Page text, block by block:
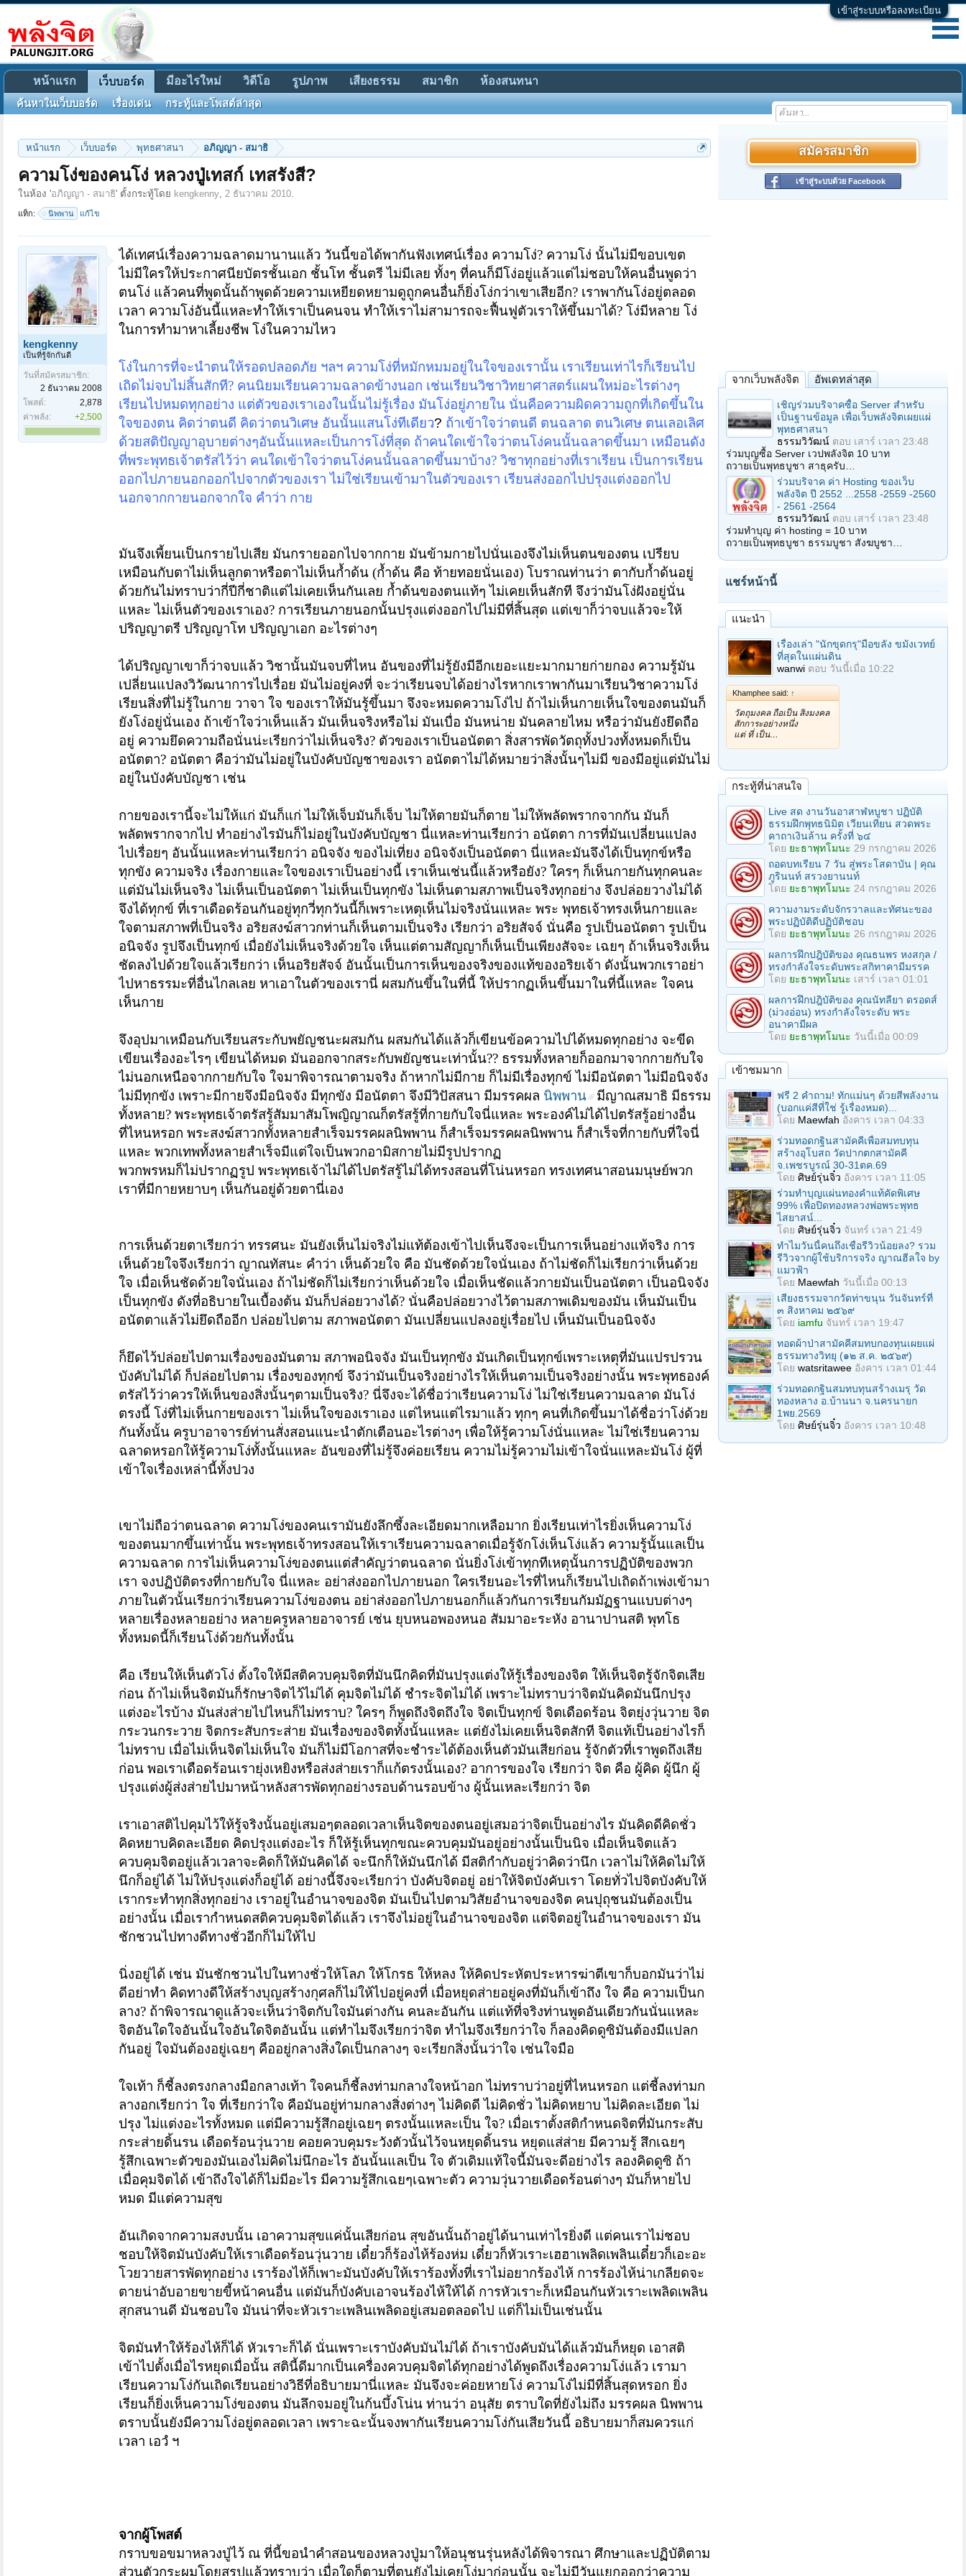
เข้าสู่ระบบหรือลงทะเบียน
หน้าแรก เว็บบอร์ด พุทธศาสนา อภิญญา - สมาธิ
ความโง่ของคนโง่ หลวงปู่เทสก์ เทสรังสี?
ในห้อง 'อภิญญา - สมาธิ' ตั้งกระทู้โดย kengkenny, 2 ธันวาคม 2010.
แท็ก: นิพพาน แก้ไข
kengkenny
เป็นที่รู้จักกันดี
วันที่สมัครสมาชิก:
2 ธันวาคม 2008
โพสต์:
2,878
ค่าพลัง:
+2,500
ได้เทศน์เรื่องความฉลาดมานานแล้ว วันนี้ขอได้พากันฟังเทศน์เรื่อง ความโง่? ความโง่ นั้นไม่มีขอบเขต
ไม่มีใครให้ประกาศนียบัตรชั้นเอก ชั้นโท ชั้นตรี ไม่มีเลย ทั้งๆ ที่คนก็มีโง่อยู่แล้วแต่ไม่ชอบให้คนอื่นพูดว่า
ตนโง่ แล้วคนที่พูดนั้นถ้าพูดด้วยความเหยียดหยามดูถูกคนอื่นก็ยิ่งโง่กว่าเขาเสียอีก? เราพากันโง่อยู่ตลอด
เวลา ความโง่อันนี้แหละทำให้เราเป็นคนจน ทำให้เราไม่สามารถจะฟื้นฟูตัวเราให้ขึ้นมาได้? โง่มีหลาย โง่
ในการทำมาหาเลี้ยงชีพ โง่ในความไหว
โง่ในการที่จะนำตนให้รอดปลอดภัย ฯลฯ ความโง่ที่หมักหมมอยู่ในใจของเรานั้น เราเรียนเท่าไรก็เรียนไป
เถิดไม่จบไม่สิ้นสักที? คนนิยมเรียนความฉลาดข้างนอก เช่นเรียนวิชาวิทยาศาสตร์แผนใหม่อะไรต่างๆ
เรียนไปหมดทุกอย่าง แต่ตัวของเราเองในนั้นไม่รู้เรื่อง มันโง่อยู่ภายใน นั่นคือความผิดความถูกที่เกิดขึ้นใน
ใจของตน คิดว่าตนดี คิดว่าตนวิเศษ อันนั้นแสนโง่ทีเดียว? ถ้าเข้าใจว่าตนดี ตนฉลาด ตนวิเศษ ตนเลอเลิศ
ด้วยสติปัญญาอุบายต่างๆอันนั้นแหละเป็นการโง่ที่สุด ถ้าคนใดเข้าใจว่าตนโง่คนนั้นฉลาดขึ้นมา เหมือนดัง
ที่พระพุทธเจ้าตรัสไว้ว่า คนใดเข้าใจว่าตนโง่คนนั้นฉลาดขึ้นมาบ้าง? วิชาทุกอย่างที่เราเรียน เป็นการเรียน
ออกไปภายนอกออกไปจากตัวของเรา ไม่ใช่เรียนเข้ามาในตัวของเรา เรียนส่งออกไปปรุงแต่งออกไป
นอกจากกายนอกจากใจ คำว่า กาย
มันจึงเพี้ยนเป็นกรายไปเสีย มันกรายออกไปจากกาย มันข้ามกายไปนั่นเองจึงไม่เห็นตนของตน เปรียบ
เหมือนกับตาไม่เห็นลูกตาหรือตาไม่เห็นก้ำด้น (ก้ำด้น คือ ท้ายทอยนั่นเอง) โบราณท่านว่า ตากับก้ำด้นอยู่
ด้วยกันไม่ทราบว่ากี่ปีกี่ชาติแต่ไม่เคยเห็นกันเลย ก้ำด้นของตนแท้ๆ ไม่เคยเห็นสักที จึงว่ามันโง่ฝังอยู่นั่น
แหละ ไม่เห็นตัวของเราเอง? การเรียนภายนอกนั้นปรุงแต่งออกไปไม่มีที่สิ้นสุด แต่เขาก็ว่าจบแล้วจะให้
ปริญญาตรี ปริญญาโท ปริญญาเอก อะไรต่างๆ
ได้ปริญญาเขาก็ว่าจบแล้ว วิชานั้นมันจบที่ไหน อันของที่ไม่รู้ยังมีอีกเยอะแยะมากมายก่ายกอง ความรู้มัน
เปลี่ยนแปลงวิวัฒนาการไปเรื่อย มันไม่อยู่คงที่ จะว่าเรียนจบได้อย่างไรหากเราพากันมาเรียนวิชาความโง่
เรียนสิ่งที่ไม่รู้ในกาย วาจา ใจ ของเราให้มันรู้ขึ้นมา จึงจะหมดความโง่ไป ถ้าไม่เห็นกายเห็นใจของตนมันก็
ยังโง่อยู่นั่นเอง ถ้าเข้าใจว่าเห็นแล้ว มันเห็นจริงหรือไม่ มันเบื่อ มันหน่าย มันคลายไหม หรือว่ามันยังยึดถือ
อยู่ ความยึดความถือนั่นน่ะเรียกว่าไม่เห็นจริง? ตัวของเราเป็นอนัตตา สิ่งสารพัดวัตถุทั้งปวงทั้งหมดก็เป็น
อนัตตา? อนัตตา คือว่ามันไม่อยู่ในบังคับบัญชาของเรา อนัตตาไม่ได้หมายว่าสิ่งนั้นๆไม่มี ของมีอยู่แต่มันไม่
อยู่ในบังคับบัญชา เช่น
กายของเรานี้จะไม่ให้แก่ มันก็แก่ ไม่ให้เจ็บมันก็เจ็บ ไม่ให้ตายมันก็ตาย ไม่ให้พลัดพรากจากกัน มันก็
พลัดพรากจากไป ทำอย่างไรมันก็ไม่อยู่ในบังคับบัญชา นี่แหละท่านเรียกว่า อนัตตา การที่มันเปลี่ยนแปลง
ไปเรื่อยๆ อันนั้นแหละท่านเรียกว่า อนิจจัง ของไม่เที่ยง อนิจจังเป็นอนัตตา นี่แหละมันจึงได้เป็นทุกข์หรือ
ทุกขัง ความจริง เรื่องกายและใจของเราเป็นอย่างนี้ เราเห็นเช่นนี้แล้วหรือยัง? ใครๆ ก็เห็นกายกันทุกคนละ
แต่มันไม่เห็นจริง ไม่เห็นเป็นอนัตตา ไม่เห็นเป็นทุกขัง ไม่เห็นตามสภาพเป็นจริงทุกอย่าง จึงปล่อยวางไม่ได้
จึงได้ทุกข์ ที่เราเดือดร้อนกันอยู่ทุกวี่ทุกวันนี้ก็เพราะเหตุเห็นไม่จริงนั่นแหละ พระ พุทธเจ้าทรงเห็นกายและ
ใจตามสภาพที่เป็นจริง อริยสงฆ์สาวกท่านก็เห็นตามเป็นจริง เรียกว่า อริยสัจจ์ นั่นคือ รูปเป็นอนัตตา รูปเป็น
อนิจจัง รูปจึงเป็นทุกข์ เมื่อยังไม่เห็นจริงด้วยใจ เห็นแต่ตามสัญญาก็เห็นเป็นเพียงสัจจะ เฉยๆ ถ้าเห็นจริงเห็น
ชัดลงไปด้วยใจแล้วเรียกว่า เห็นอริยสัจจ์ อันนั้นเป็นการเห็นของจริงของแท้ของอริยเจ้า ดังนั้นพวกเราอย่า
ไปหาธรรมะที่อื่นไกลเลย หาเอาในตัวของเรานี่ ผสมกันขึ้นในที่นี้ ให้ปรากฏเห็นขึ้นมาในที่นี้แหละ ใจคน
เห็นกาย
จึงอุปมาเหมือนกับเรียนสระกับพยัญชนะผสมกัน ผสมกันได้แล้วก็เขียนข้อความไปได้หมดทุกอย่าง จะขีด
เขียนเรื่องอะไรๆ เขียนได้หมด มันออกจากสระกับพยัญชนะเท่านั้น?? ธรรมทั้งหลายก็ออกมาจากกายกับใจ
ไม่นอกเหนือจากกายกับใจ ใจมาพิจารณาตามจริง ถ้าหากไม่มีกาย ก็ไม่มีเรื่องทุกข์ ไม่มีอนัตตา ไม่มีอนิจจัง
ไม่มีทุกขัง เพราะมีกายจึงมีอนิจจัง มีทุกขัง มีอนัตตา จึงมีวิปัสสนา มีมรรคผล นิพพาน
มีญาณสมาธิ มีธรรม
ทั้งหลาย? พระพุทธเจ้าตรัสรู้สัมมาสัมโพญิญาณก็ตรัสรู้ที่กายกับใจนี่แหละ พระองค์ไม่ได้ไปตรัสรู้อย่างอื่น
ที่ไหนหรอก พระสงฆ์สาวกทั้งหลายสำเร็จมรรคผลนิพพาน ก็สำเร็จมรรคผลนิพพาน ก็สำเร็จที่กายกับที่ใจนี่
แหละ พวกเทพทั้งหลายสำเร็จมีแต่ใจเป็นพวกอามิสกายไม่มีรูปปรากฏ
พวกพรหมก็ไม่ปรากฏรูป พระพุทธเจ้าไม่ได้ไปตรัสรู้ไม่ได้ทรงสอนที่โน่นหรอก ทรงเทศนาสอนมนุษย์พวก
เราที่มีกายหยาบๆ เห็นกันอยู่ด้วยตานี่เอง
การเห็นด้วยตาเรียกว่า ทรรศนะ มันยังเห็นไม่จริงไม่แท้ต้องเข้าไปเห็นจึงจะเป็นการเห็นอย่างแท้จริง การ
เห็นด้วยใจจึงเรียกว่า ญาณทัสนะ คำว่า เห็นด้วยใจ คือ มันชัดด้วยใจนั่นเอง ถ้าไม่ชัดก็ไม่เรียกว่าเห็นด้วย
ใจ เมื่อเห็นชัดด้วยใจนั่นเอง ถ้าไม่ชัดก็ไม่เรียกว่าเห็นด้วยใจ เมื่อเห็นชัดแล้วกายมันเป็นอนัตตา เป็นอนิจจัง
เป็นทุกขัง ดังที่อธิบายในเบื้องต้น มันก็ปล่อยวางได้? นั่นคือปล่อยวางไว้ตามสภาพเดิมของมัน เห็นมันเป็น
อนัตตาแล้วไม่ยึดถืออีก ปล่อยไปตาม สภาพอนัตตา มันเปลี่ยนแปลงอยู่เรื่อยไป เห็นมันเป็นอนิจจัง
ก็ยึดไว้ปล่อยไปตามเรื่องของมันตาม สภาพอนิจจัง มันเป็นทุกขัง มันเกิดเป็นทุกข์เพราะเหตุที่มันแปรปรวน
บังคับไม่ได้ ก็ปล่อยไปตาม เรื่องของทุกข์ จึงว่ามันเป็นจริงอย่างไรให้เห็นตามเป็นจริงอย่างนั้น พระพุทธองค์
ตรัสไว้ว่าควรให้เห็นของสิ่งนั้นๆตามเป็นจริง? นี่จึงจะได้ชื่อว่าเรียนความโง่ ไม่ใช่เรียนความฉลาด มันโง่
ตรงนี้ โง่ที่ไม่เห็นกายของเรา ไม่เห็นใจของเราเอง แต่ไหนแต่ไรมาแล้ว ทุกๆ คนที่เกิดขึ้นมาได้ชื่อว่าโง่ด้วย
กันทั้งนั้น ครูบาอาจารย์ท่านสั่งสอนแนะนำตักเตือนอะไรต่างๆ เพื่อให้รู้ความโง่นั่นแหละ ไม่ใช่เรียนความ
ฉลาดหรอกให้รู้ความโง่ทั้งนั้นแหละ อันของที่ไม่รู้จึงค่อยเรียน ความไม่รู้ความไม่เข้าใจนั่นแหละมันโง่ ผู้ที่
เข้าใจเรื่องเหล่านี้ทั้งปวง
เขาไม่ถือว่าตนฉลาด ความโง่ของคนเรามันยังลึกซึ้งละเอียดมากเหลือมาก ยิ่งเรียนเท่าไรยิ่งเห็นความโง่
ของตนมากขึ้นเท่านั้น พระพุทธเจ้าทรงสอนให้เราเรียนความฉลาดเมื่อรู้จักโง่เห็นโง่แล้ว ความรู้นั้นแลเป็น
ความฉลาด การไม่เห็นความโง่ของตนแต่สำคัญว่าตนฉลาด นั่นยิ่งโง่เข้าทุกทีเหตุนั้นการปฏิบัติของพวก
เรา จงปฏิบัติตรงที่กายกับใจ นี่แหละ อย่าส่งออกไปภายนอก ใครเรียนอะไรที่ไหนก็เรียนไปเถิดถ้าเพ่งเข้ามา
ภายในตัวนั้นเรียกว่าเรียนความโง่ของตน อย่าส่งออกไปภายนอกก็แล้วกันการเรียนกัมมัฏฐานแบบต่างๆ
หลายเรื่องหลายอย่าง หลายครูหลายอาจารย์ เช่น ยุบหนอพองหนอ สัมมาอะระหัง อานาปานสติ พุทโธ
ทั้งหมดนี้ก็เรียนโง่ด้วยกันทั้งนั้น
คือ เรียนให้เห็นตัวโง่ ตั้งใจให้มีสติควบคุมจิตที่มันนึกคิดที่มันปรุงแต่งให้รู้เรื่องของจิต ให้เห็นจิตรู้จักจิตเสีย
ก่อน ถ้าไม่เห็นจิตมันก็รักษาจิตไว้ไม่ได้ คุมจิตไม่ได้ ชำระจิตไม่ได้ เพราะไม่ทราบว่าจิตมันคิดมันนึกปรุง
แต่งอะไรบ้าง มันส่งส่ายไปไหนก็ไม่ทราบ? ใครๆ ก็พูดถึงจิตถึงใจ จิตเป็นทุกข์ จิตเดือดร้อน จิตยุ่งวุ่นวาย จิต
กระวนกระวาย จิตกระสับกระส่าย มันเรื่องของจิตทั้งนั้นแหละ แต่ยังไม่เคยเห็นจิตสักที จิตแท้เป็นอย่างไรก็
ไม่ทราบ เมื่อไม่เห็นจิตไม่เห็นใจ มันก็ไม่มีโอกาสที่จะชำระได้ต้องเห็นตัวมันเสียก่อน รู้จักตัวที่เราพูดถึงเสีย
ก่อน พอเราเดือดร้อนเรายุ่งเหยิงหรือส่งส่ายเราก็แก้ตรงนั้นเอง? อาการของใจ เรียกว่า จิต คือ ผู้คิด ผู้นึก ผู้
ปรุงแต่งผู้ส่งส่ายไปมาหน้าหลังสารพัดทุกอย่างรอบด้านรอบข้าง ผู้นั้นเหละเรียกว่า จิต
เราเอาสติไปคุมไว้ให้รู้จริงนั้นอยู่เสมอๆตลอดเวลาเห็นจิตของตนอยู่เสมอว่าจิตเป็นอย่างไร มันคิดดีคิดชั่ว
คิดหยาบคิดละเอียด คิดปรุงแต่งอะไร ก็ให้รู้เห็นทุกขณะควบคุมมันอยู่อย่างนั้นเป็นนิจ เมื่อเห็นจิตแล้ว
ควบคุมจิตอยู่แล้วเวลาจะคิดก็ให้มันคิดได้ จะนึกก็ให้มันนึกได้ มีสติกำกับอยู่ว่าคิดว่านึก เวลาไม่ให้คิดไม่ให้
นึกก็อยู่ได้ไม่ให้ปรุงแต่งก็อยู่ได้ อย่างนี้จึงจะเรียกว่า บังคับจิตอยู่ อย่าให้จิตบังคับเรา โดยทั่วไปจิตบังคับให้
เรากระทำทุกสิ่งทุกอย่าง เราอยู่ในอำนาจของจิต มันเป็นไปตามวิสัยอำนาจของจิต คนปุถุชนมันต้องเป็น
อย่างนั้น เมื่อเรากำหนดสติควบคุมจิตได้แล้ว เราจึงไม่อยู่ในอำนาจของจิต แต่จิตอยู่ในอำนาจของเรา มัน
ชักชวนไปทางดีทางชั่วอีกก็ไม่ให้ไป
นิ่งอยู่ได้ เช่น มันชักชวนไปในทางชั่วให้โลภ ให้โกรธ ให้หลง ให้คิดประหัตประหารฆ่าตีเขาก็บอกมันว่าไม่
ดีอย่าทำ คิดทางดีให้สร้างบุญสร้างกุศลก็ไม่ให้ไปอยู่คงที่ เมื่อหยุดส่ายอยู่คงที่มันก็เข้าถึง ใจ คือ ความเป็นก
ลาง? ถ้าพิจารณาดูแล้วจะเห็นว่าจิตกับใจมันต่างกัน คนละอันกัน แต่แท้ที่จริงท่านพูดอันเดียวกันนั่นแหละ
จิตอันใดใจอันนั้นใจอันใดจิตอันนั้น แต่ทำไมจึงเรียกว่าจิต ทำไมจึงเรียกว่าใจ ก็ลองคิดดูซิมันต้องมีแปลก
กันอยู่ ใจมันต้องอยู่เฉยๆ คืออยู่กลางสิ่งใดเป็นกลางๆ จะเรียกสิ่งนั้นว่าใจ เช่นใจมือ
ใจเท้า ก็ชี้ลงตรงกลางมือกลางเท้า ใจคนก็ชี้ลงท่ามกลางใจหน้าอก ไม่ทราบว่าอยู่ที่ไหนหรอก แต่ชี้ลงท่ามก
ลางอกเรียกว่า ใจ ที่เรียกว่าใจ คือมันอยู่ท่ามกลางสิ่งต่างๆไม่คิดดี ไม่คิดชั่ว ไม่คิดหยาบ ไม่คิดละเอียด ไม่
ปรุง ไม่แต่งอะไรทั้งหมด แต่มีความรู้สึกอยู่เฉยๆ ตรงนั้นแหละเป็น ใจ? เมื่อเราตั้งสติกำหนดจิตที่มันกระสับ
กระส่ายดิ้นรน เดือดร้อนวุ่นวาย คอยควบคุมระวังตัวนั้นไว้จนหยุดดิ้นรน หยุดแส่ส่าย มีความรู้ สึกเฉยๆ
รู้สึกเฉพาะตัวของมันเองไม่คิดไม่นึกอะไร อันนั้นแลเป็น ใจ ตัวเดิมแท้ใจนี้มันจะดีอย่างไร ลองคิดดูซิ ถ้า
เมื่อคุมจิตได้ เข้าถึงใจได้ก็ไม่มีอะไร มีความรู้สึกเฉยๆเฉพาะตัว ความวุ่นวายเดือดร้อนต่างๆ มันก็หายไป
หมด มีแต่ความสุข
อันเกิดจากความสงบนั้น เอาความสุขแค่นั้นเสียก่อน สุขอันนั้นถ้าอยู่ได้นานเท่าไรยิ่งดี แต่คนเราไม่ชอบ
ชอบให้จิตมันบังคับให้เราเดือดร้อนวุ่นวาย เดี๋ยวก็ร้องไห้ร้องห่ม เดี๋ยวก็หัวเราะเฮฮาเพลิดเพลินเดี๋ยวก็เอะอะ
โวยวายสารพัดทุกอย่าง เราร้องไห้ก็เพาะมันบังคับให้เราร้องทั้งที่เราไม่อยากร้องไห้ การร้องไห้น่าเกลียดจะ
ตายน่าอับอายขายขี้หน้าคนอื่น แต่มันก็บังคับเอาจนร้องไห้ให้ได้ การหัวเราะก็เหมือนกันหัวเราะเพลิดเพลิน
สุกสนานดี มันชอบใจ มันน่าที่จะหัวเราะเพลินเพลิดอยู่เสมอตลอดไป แต่ก็ไม่เป็นเช่นนั้น
จิตมันทำให้ร้องไห้ก็ได้ หัวเราะก็ได้ นั่นเพราะเราบังคับมันไม่ได้ ถ้าเราบังคับมันได้แล้วมันก็หยุด เอาสติ
เข้าไปตั้งเมื่อไรหยุดเมื่อนั้น สตินี้ดีมากเป็นเครื่องควบคุมจิตได้ทุกอย่างได้พูดถึงเรื่องความโง่แล้ว เรามา
เรียนความโง่กันเถิดเรียนอย่างวิธีที่อธิบายมานี่แหละ มันจึงจะค่อยหายโง่ ความโง่ไม่มีที่สิ้นสุดหรอก ยิ่ง
เรียนก็ยิ่งเห็นความโง่ของตน มันลึกจมอยู่ในก้นบึ้งโน่น ท่านว่า อนุสัย ตราบใดที่ยังไม่ถึง มรรคผล นิพพาน
ตราบนั้นยังมีความโง่อยู่ตลอดเวลา เพราะฉะนั้นจงพากันเรียนความโง่กันเสียวันนี้ อธิบายมาก็สมควรแก่
เวลา เอวํ ฯ
จากผู้โพสต์
กราบขอขมาหลวงปู่ไว้ ณ ที่นี้ขอนำคำสอนของหลวงปู่มาให้อนุชนรุ่นหลังได้พิจารณา ศึกษาและปฏิบัติตาม
ส่วนตัวกระผมโดยสรุปแล้วทราบว่า เมื่อใดก็ตามที่ตนยังไม่เคยโง่มาก่อนนั้น จะไม่มีวันแยกออกว่าความ
สมัครสมาชิก
เข้าสู่ระบบด้วย Facebook
จากเว็บพลังจิต อัพเดทล่าสุด
เชิญร่วมบริจาคซื้อ Server สำหรับ
เป็นฐานข้อมูล เพื่อเว็บพลังจิตเผยแผ่
พุทธศาสนา
ธรรมวิวัฒน์ ตอบ เสาร์ เวลา 23:48
ร่วมบุญซื้อ Server เวปพลังจิต 10 บาท
ถวายเป็นพุทธบูชา สาธุครับ…
ร่วมบริจาค ค่า Hosting ของเว็บ
พลังจิต ปี 2552 ...2558 -2559 -2560
- 2561 -2564
ธรรมวิวัฒน์ ตอบ เสาร์ เวลา 23:48
ร่วมทำบุญ ค่า hosting = 10 บาท
ถวายเป็นพุทธบูชา ธรรมบูชา สังฆบูชา…
แชร์หน้านี้
แนะนำ
เรื่องเล่า "นักขุดกรุ"มือขลัง ขมังเวทย์
ที่สุดในแผ่นดิน
wanwi ตอบ วันนี้เมื่อ 10:22
Khamphee said: ↑
วัตถุมงคล ถือเป็น สิ่งมงคล
สักการะอย่างหนึ่ง
แต่ ที่ เป็น…
กระทู้ที่น่าสนใจ
Live สด งานวันอาสาฬหบูชา ปฏิบัติ
ธรรมฝึกพุทธนิมิต เวียนเทียน สวดพระ
คาถาเงินล้าน ครั้งที่ ๖๔
โดย ยะธาพุทโมนะ 29 กรกฎาคม 2026
ถอดบทเรียน 7 วัน สู่พระโสดาบัน | คุณ
ภูรินนท์ สรวงยานนท์
โดย ยะธาพุทโมนะ 24 กรกฎาคม 2026
ความงามระดับจักรวาลและทัศนะของ
พระปฏิบัติดีปฏิบัติชอบ
โดย ยะธาพุทโมนะ 26 กรกฎาคม 2026
ผลการฝึกปฎิบัติของ คุณธนพร หงสกุล /
ทรงกำลังใจระดับพระสกิทาคามีมรรค
โดย ยะธาพุทโมนะ เสาร์ เวลา 01:01
ผลการฝึกปฎิบัติของ คุณนัทลียา ดรอดส์
(ม่วงอ่อน) ทรงกำลังใจระดับ พระ
อนาคามีผล
โดย ยะธาพุทโมนะ วันนี้เมื่อ 00:09
เข้าชมมาก
ฟรี 2 คำถาม! ทักแม่นๆ ด้วยสีพลังงาน
(บอกแค่สีที่ใช่ รู้เรื่องหมด)...
โดย Maewfah อังคาร เวลา 04:33
ร่วมทอดกฐินสามัคคีเพื่อสมทบทุน
สร้างอุโบสถ วัดปากตกสามัคคี
จ.เพชรบูรณ์ 30-31ตค.69
โดย ศิษย์รุ่นจิ๋ว อังคาร เวลา 11:05
ร่วมทําบุญแผ่นทองคำแท้คัดพิเศษ
99% เพื่อปิดทองหลวงพ่อพระพุทธ
ไสยาสน์...
โดย ศิษย์รุ่นจิ๋ว จันทร์ เวลา 21:49
ทำไมวันนี้คนถึงเชื่อรีวิวน้อยลง? รวม
รีวิวจากผู้ใช้บริการจริง ญาณฮีลใจ by
แมวฟ้า
โดย Maewfah วันนี้เมื่อ 00:13
เสียงธรรมจากวัดท่าขนุน วันจันทร์ที่
๓ สิงหาคม ๒๕๖๙
โดย iamfu จันทร์ เวลา 19:47
ทอดผ้าป่าสามัคคีสมทบกองทุนเผยแผ่
ธรรมทางวิทยุ (๑๒ ส.ค. ๒๕๖๙)
โดย watsritawee อังคาร เวลา 01:44
ร่วมทอดกฐินสมทบทุนสร้างเมรุ วัด
ทองหลาง อ.บ้านนา จ.นครนายก
1พย.2569
โดย ศิษย์รุ่นจิ๋ว อังคาร เวลา 10:48
หน้าแรก เว็บบอร์ด
ค้นหาในเว็บบอร์ด เรื่องเด่น กระทู้และโพสต์ล่าสุด
มีอะไรใหม่ วิดีโอ รูปภาพ เสียงธรรม สมาชิก ห้องสนทนา